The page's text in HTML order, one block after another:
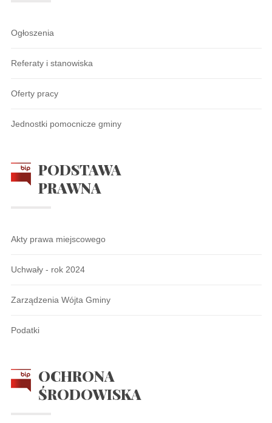
Ogłoszenia
Referaty i stanowiska
Oferty pracy
Jednostki pomocnicze gminy
PODSTAWA
PRAWNA
Akty prawa miejscowego
Uchwały - rok 2024
Zarządzenia Wójta Gminy
Podatki
OCHRONA
ŚRODOWISKA